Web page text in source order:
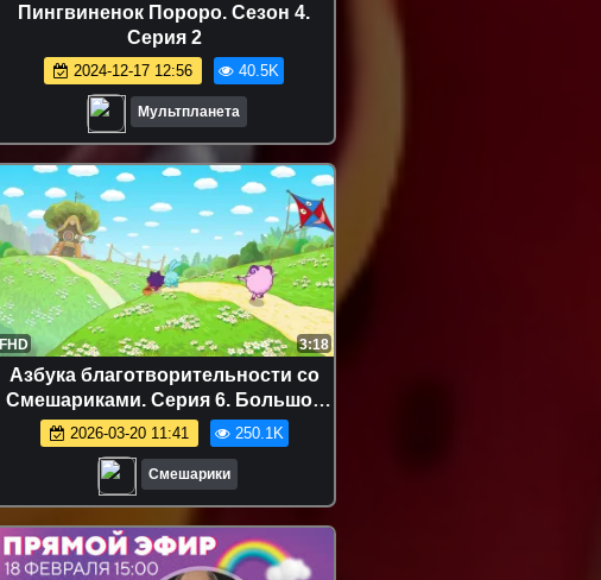
Пингвиненок Пороро. Сезон 4.
Серия 2
2024-12-17 12:56 40.5K
Мультпланета
FHD 3:18
Азбука благотворительности со
Смешариками. Серия 6. Большое
дело Карыча
2026-03-20 11:41 250.1K
Смешарики